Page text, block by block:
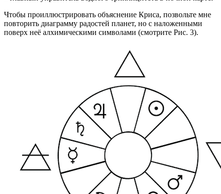
Чтобы проиллюстрировать объяснение Криса, позвольте мне
повторить диаграмму радостей планет, но с наложенными
поверх неё алхимическими символами (смотрите Рис. 3).